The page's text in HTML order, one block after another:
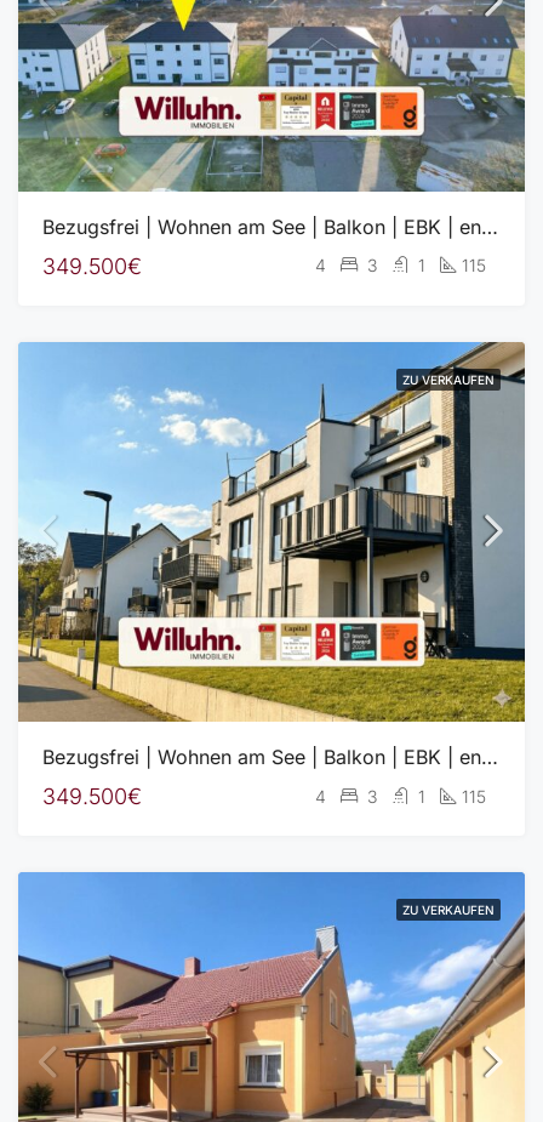
Bezugsfrei | Wohnen am See | Balkon | EBK | energieffizient
349.500€ 4 3 1 115
ZU VERKAUFEN
Bezugsfrei | Wohnen am See | Balkon | EBK | energieffizient
349.500€ 4 3 1 115
ZU VERKAUFEN